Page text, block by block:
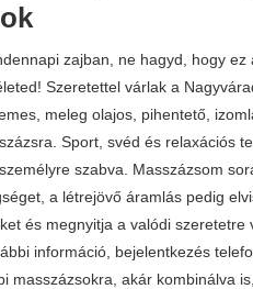
zajban, ne hagyd, hogy ez
Szeretettel várlak a
meleg olajos, pihentető,
Sport, svéd és relaxációs
szabva. Masszázsom
a létrejövő áramlás pedig
és megnyitja a valódi szeretetre
információ, bejelentkezés
masszázsokra, akár kombinálva